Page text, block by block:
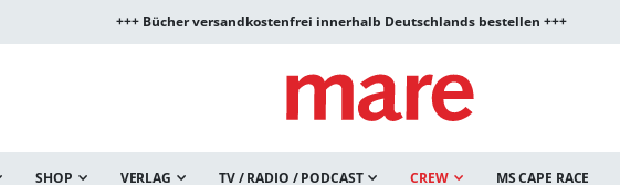
+++ Bücher versandkostenfrei innerhalb Deutschlands bestellen +++
SHOP VERLAG TV / RADIO / PODCAST CREW MS CAPE RACE